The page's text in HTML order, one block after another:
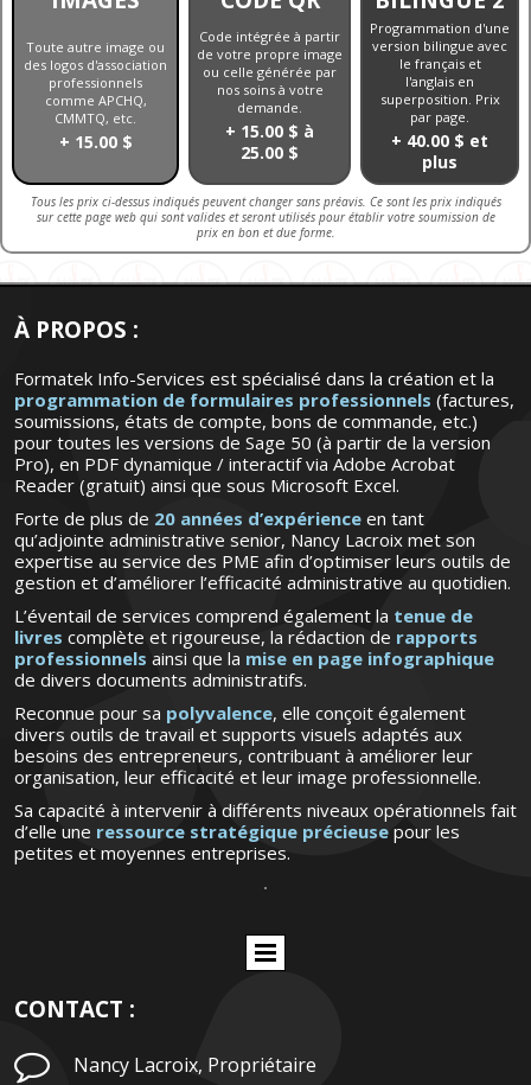
Toute autre image ou
des logos d'association
professionnels
comme APCHQ,
CMMTQ, etc.
+ 15.00 $
Code intégrée à partir
de votre propre image
ou celle générée par
nos soins à votre
demande.
+ 15.00 $ à
25.00 $
Programmation d'une
version bilingue avec
le français et
l'anglais en
superposition. Prix
par page.
+ 40.00 $ et
plus
Tous les prix ci-dessus indiqués peuvent changer sans préavis. Ce sont les prix indiqués
sur cette page web qui sont valides et seront utilisés pour établir votre soumission de
prix en bon et due forme.
À PROPOS :
Formatek Info-Services est spécialisé dans la création et la
programmation de formulaires professionnels (factures,
soumissions, états de compte, bons de commande, etc.)
pour toutes les versions de Sage 50 (à partir de la version
Pro), en PDF dynamique / interactif via Adobe Acrobat
Reader (gratuit) ainsi que sous Microsoft Excel.
Forte de plus de 20 années d’expérience en tant
qu’adjointe administrative senior, Nancy Lacroix met son
expertise au service des PME afin d’optimiser leurs outils de
gestion et d’améliorer l’efficacité administrative au quotidien.
L’éventail de services comprend également la tenue de
livres complète et rigoureuse, la rédaction de rapports
professionnels ainsi que la mise en page infographique
de divers documents administratifs.
Reconnue pour sa polyvalence, elle conçoit également
divers outils de travail et supports visuels adaptés aux
besoins des entrepreneurs, contribuant à améliorer leur
organisation, leur efficacité et leur image professionnelle.
Sa capacité à intervenir à différents niveaux opérationnels fait
d’elle une ressource stratégique précieuse pour les
petites et moyennes entreprises.
CONTACT :
 Nancy Lacroix, Propriétaire